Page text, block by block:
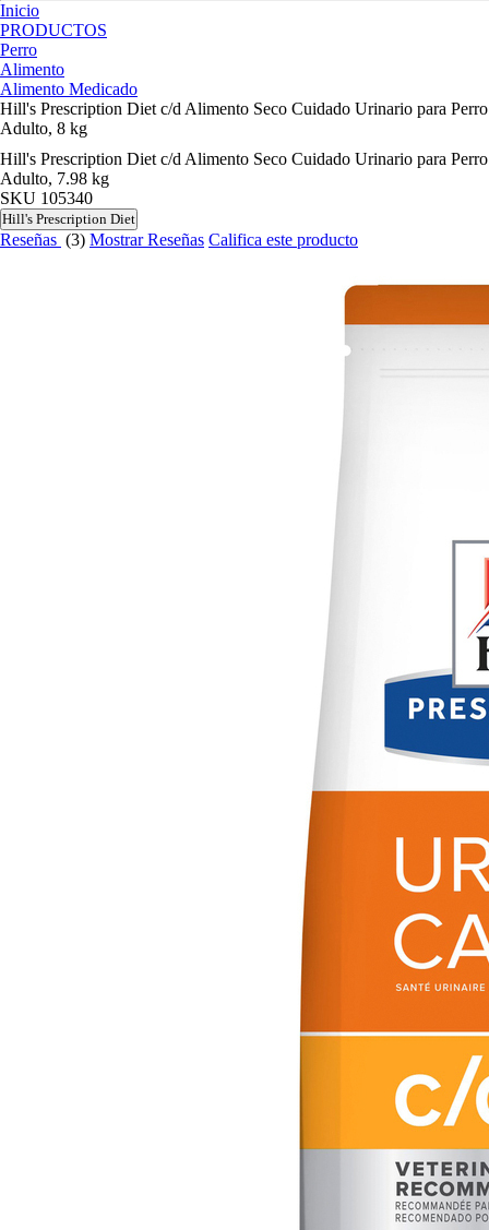
Inicio
PRODUCTOS
Perro
Alimento
Alimento Medicado
Hill's Prescription Diet c/d Alimento Seco Cuidado Urinario para Perro
Adulto, 8 kg
Hill's Prescription Diet c/d Alimento Seco Cuidado Urinario para Perro
Adulto, 7.98 kg
SKU 105340
Hill's Prescription Diet
Reseñas (3) Mostrar Reseñas Califica este producto